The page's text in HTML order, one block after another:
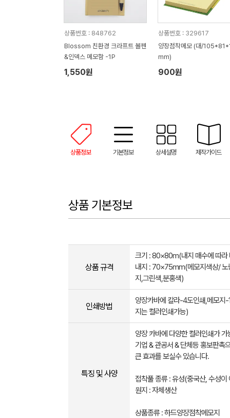
상품번호 : 848762
Blossom 친환경 크라프트 볼펜
&인덱스 메모함 -1P
1,550원
상품번호 : 329617
양장점착메모 (대/
mm)
900원
상품정보 기본정보 상세설명 제작가이드
상품 기본정보
상품 규격
크기 : 80×80m(내지 매수에 따라
내지 : 70×​75mm(메모지색상/ 노
지,그린색,분홍색)
인쇄방법
양장카바에 칼라-4도인쇄,메모지-
지는 컬러인쇄가능)
특징 및 사양
양장 카바에 다양한 컬러인쇄가 가
기업 & 관공서 & 단체등 홍보판촉
큰 효과를 보실수 있습니다.
접착풀 종류 : 유성(중국산, 수성이
​원지 : 자체생산
상품종류 : 하드양장점착메모지